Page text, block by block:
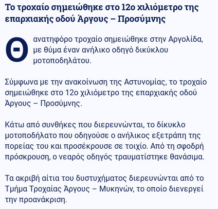
Το τροχαίο σημειώθηκε στο 12ο χιλιόμετρο της
επαρχιακής οδού Άργους – Προσύμνης
Θ ανατηφόρο τροχαίο σημειώθηκε στην Αργολίδα,
με θύμα έναν ανήλικο οδηγό δικύκλου
μοτοποδηλάτου.
Σύμφωνα με την ανακοίνωση της Αστυνομίας, το τροχαίο
σημειώθηκε στο 12ο χιλιόμετρο της επαρχιακής οδού
Άργους – Προσύμνης.
Κάτω από συνθήκες που διερευνώνται, το δίκυκλο
μοτοποδήλατο που οδηγούσε ο ανήλικος εξετράπη της
πορείας του και προσέκρουσε σε τοιχίο. Από τη σφοδρή
πρόσκρουση, ο νεαρός οδηγός τραυματίστηκε θανάσιμα.
Τα ακριβή αίτια του δυστυχήματος διερευνώνται από το
Τμήμα Τροχαίας Άργους – Μυκηνών, το οποίο διενεργεί
την προανάκριση.